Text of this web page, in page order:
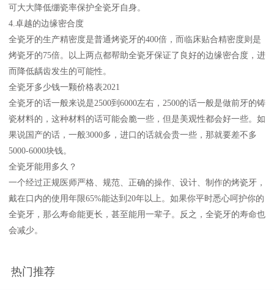
可大大降低绷瓷率保护全瓷牙自身。
4.卓越的边缘密合度
全瓷牙的生产精密度是普通烤瓷牙的400倍，而临床贴合精密度则是
烤瓷牙的75倍。以上两点都帮助全瓷牙保证了良好的边缘密合度，进
而降低龋齿发生的可能性。
全瓷牙多少钱一颗价格表2021
全瓷牙的话一般来说是2500到6000左右，2500的话一般是做前牙的铸
瓷材料的，这种材料的话可能会脆一些，但是美观性都会好一些。如
果说国产的话，一般3000多，进口的话就会贵一些，那就要差不多
5000-6000块钱。
全瓷牙能用多久？
一个经过正规医师严格、规范、正确的操作、设计、制作的烤瓷牙，
戴在口内的使用年限65%能达到20年以上。如果你平时悉心呵护你的
全瓷牙，那么寿命能更长，甚至能用一辈子。反之，全瓷牙的寿命也
会减少。
热门推荐